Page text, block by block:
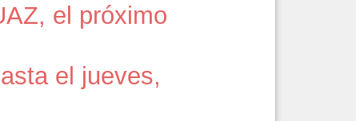
el próximo
el jueves,